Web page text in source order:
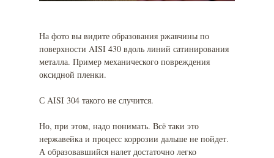
На фото вы видите образования ржавчины по
поверхности AISI 430 вдоль линий сатинирования
металла. Пример механического повреждения
оксидной пленки.
С AISI 304 такого не случится.
Но, при этом, надо понимать. Всё таки это
нержавейка и процесс коррозии дальше не пойдет.
А образовавшийся налет достаточно легко